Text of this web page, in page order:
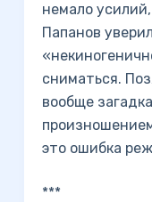
немало
Папанов
сниматься.
вообще
это ошибка
***